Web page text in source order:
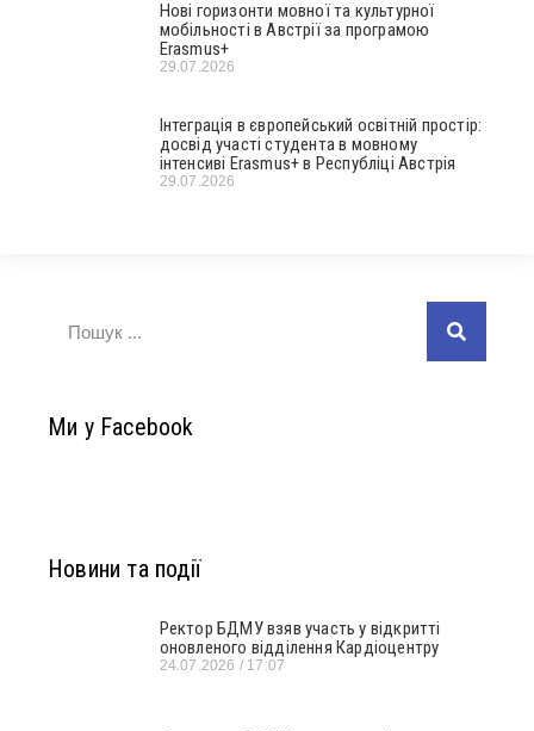
Нові горизонти мовної та культурної
мобільності в Австрії за програмою
Erasmus+
29.07.2026
Інтеграція в європейський освітній простір:
досвід участі студента в мовному
інтенсиві Erasmus+ в Республіці Австрія
29.07.2026
Ми у Facebook
Новини та події
Ректор БДМУ взяв участь у відкритті
оновленого відділення Кардіоцентру
24.07.2026 17:07